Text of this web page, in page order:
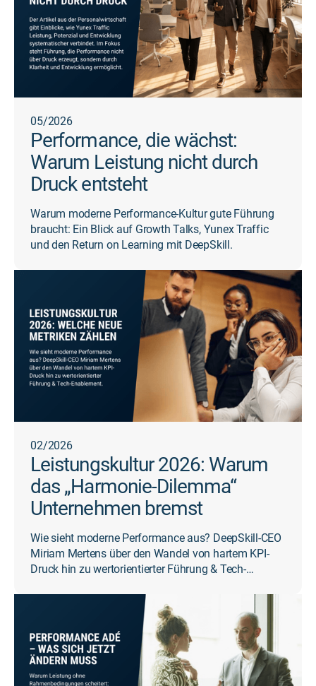
05/2026
Performance, die wächst:
Warum Leistung nicht durch
Druck entsteht
Warum moderne Performance-Kultur gute Führung
braucht: Ein Blick auf Growth Talks, Yunex Traffic
und den Return on Learning mit DeepSkill.
02/2026
Leistungskultur 2026: Warum
das „Harmonie-Dilemma“
Unternehmen bremst
Wie sieht moderne Performance aus? DeepSkill-CEO
Miriam Mertens über den Wandel von hartem KPI-
Druck hin zu wertorientierter Führung & Tech-